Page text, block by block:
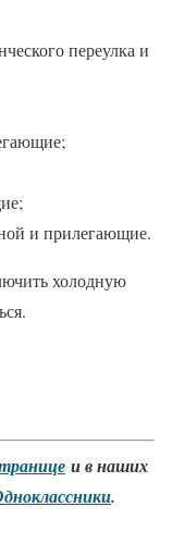
переулка и
и прилегающие.
холодную
и в наших
.